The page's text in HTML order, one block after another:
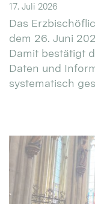
17. Juli 2026
Das
dem 26. Juni
Damit bestätigt
Daten und
systematisch